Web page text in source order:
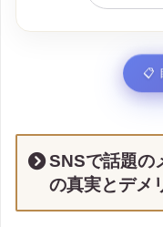
めちゃくちゃ
余裕が生む「清
めちゃくちゃ
害になる好感度
クニック
鉄則｜鼻から
作法｜手首でこ
📋
SNSで話題の
の真実とデメ